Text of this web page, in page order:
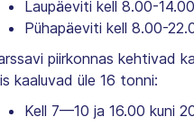
Laupäeviti kell 8.00-14.00
Pühapäeviti kell 8.00-
piirkonnas kehtivad
kaaluvad üle 16 tonni:
Kell 7—10 ja 16.00 kuni